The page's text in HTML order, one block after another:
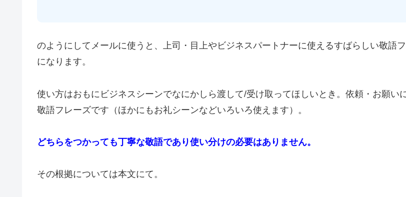
のようにしてメールに使うと、上司・目上やビジネスパートナーに使えるすばらしい敬語
になります。
使い方はおもにビジネスシーンでなにかしら渡して/受け取ってほしいとき。依頼・お願い
敬語フレーズです（ほかにもお礼シーンなどいろいろ使えます）。
どちらをつかっても丁寧な敬語であり使い分けの必要はありません。
その根拠については本文にて。